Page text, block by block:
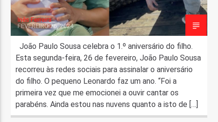
Inês Ferreira
FEVEREIRO 26, 2024
João Paulo Sousa celebra o 1.º aniversário do filho.
Esta segunda-feira, 26 de fevereiro, João Paulo Sousa
recorreu às redes sociais para assinalar o aniversário
do filho. O pequeno Leonardo faz um ano. “Foi a
primeira vez que me emocionei a ouvir cantar os
parabéns. Ainda estou nas nuvens quanto a isto de […]